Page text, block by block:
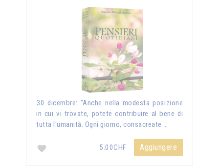
30 dicembre: "Anche nella modesta posizione
in cui vi trovate, potete contribuire al bene di
tutta l'umanità. Ogni giorno, consacreate …
5.00CHF Aggiungere